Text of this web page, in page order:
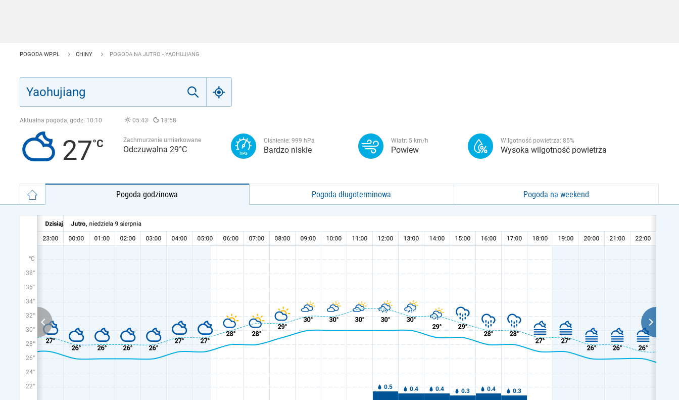
POGODA WP.PL CHINY POGODA NA JUTRO - YAOHUJIANG
Aktualna pogoda, godz. 10:10 05:43 18:58
27 Zachmurzenie umiarkowane
Odczuwalna 29°C
Ciśnienie: 999 hPa
Bardzo niskie
Wiatr: 5 km/h
Powiew
Wilgotność powietrza: 85%
Wysoka wilgotność powietrza
Pogoda godzinowa Pogoda długoterminowa Pogoda na weekend
°C
38°
36°
34°
32°
30°
28°
26°
24°
22°